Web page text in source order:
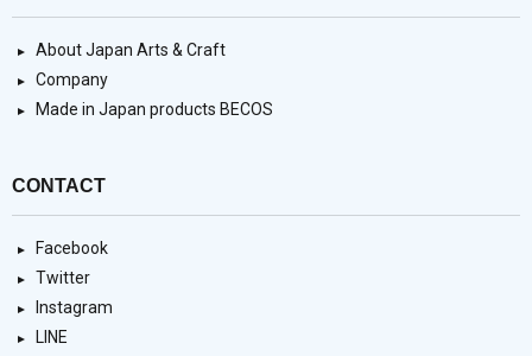
About Japan Arts & Craft
Company
Made in Japan products BECOS
CONTACT
Facebook
Twitter
Instagram
LINE